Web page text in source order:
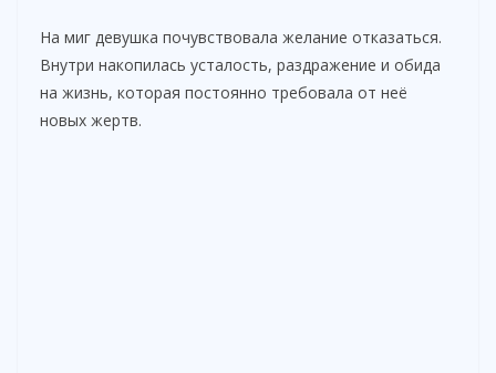
На миг девушка почувствовала желание отказаться.
Внутри накопилась усталость, раздражение и обида
на жизнь, которая постоянно требовала от неё
новых жертв.